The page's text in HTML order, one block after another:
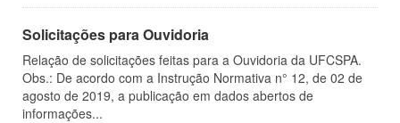
Solicitações para Ouvidoria
Relação de solicitações feitas para a Ouvidoria da UFCSPA.
Obs.: De acordo com a Instrução Normativa n° 12, de 02 de
agosto de 2019, a publicação em dados abertos de
informações...